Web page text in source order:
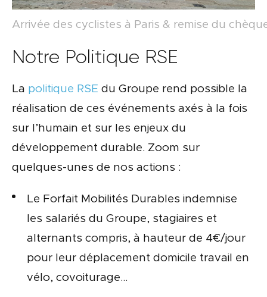
Arrivée des cyclistes à Paris & remise du
Notre Politique RSE
La politique RSE du Groupe rend possible la
réalisation de ces événements axés à la fois
sur l’humain et sur les enjeux du
développement durable. Zoom sur
quelques-unes de nos actions :
Le Forfait Mobilités Durables indemnise
les salariés du Groupe, stagiaires et
alternants compris, à hauteur de 4€/jour
pour leur déplacement domicile travail en
vélo, covoiturage…